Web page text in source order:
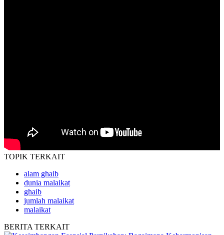
TOPIK TERKAIT
alam ghaib
dunia malaikat
ghaib
jumlah malaikat
malaikat
BERITA TERKAIT